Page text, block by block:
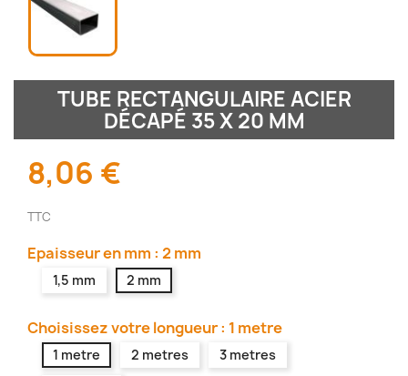
TUBE RECTANGULAIRE ACIER
DÉCAPÉ 35 X 20 MM
8,06 €
TTC
Epaisseur en mm : 2 mm
1,5 mm 2 mm
Choisissez votre longueur : 1 metre
1 metre 2 metres
3 metres